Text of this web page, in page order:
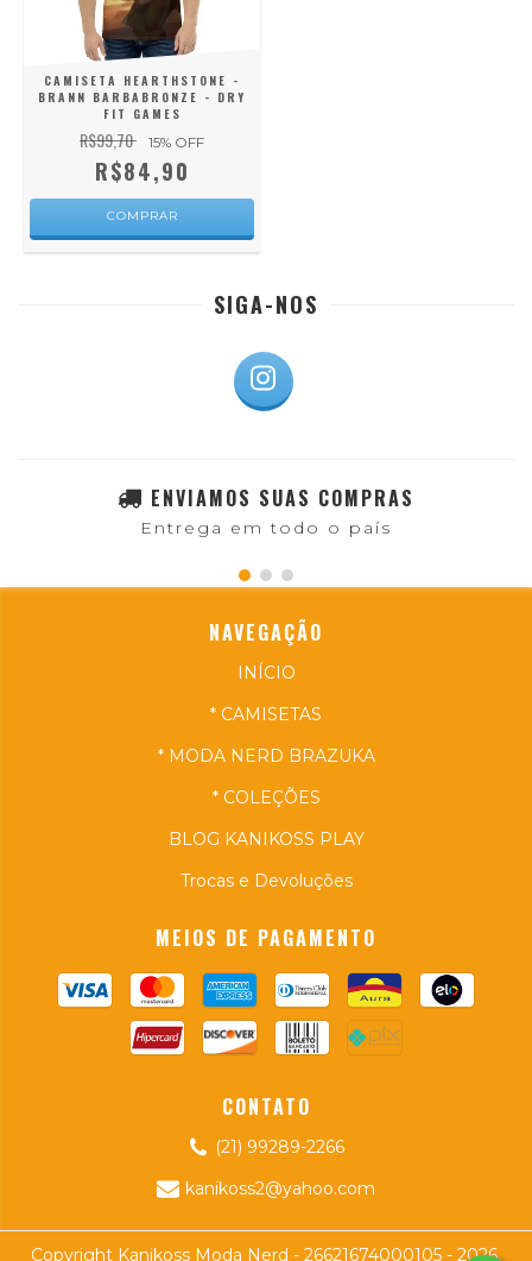
CAMISETA HEARTHSTONE -
BRANN BARBABRONZE - DRY
FIT GAMES
R$99,70 15% OFF
R$84,90
COMPRAR
SIGA-NOS
ENVIAMOS SUAS COMPRAS
Entrega em todo o país
NAVEGAÇÃO
INÍCIO
* CAMISETAS
* MODA NERD BRAZUKA
* COLEÇÕES
BLOG KANIKOSS PLAY
Trocas e Devoluções
MEIOS DE PAGAMENTO
CONTATO
(21) 99289-2266
kanikoss2@yahoo.com
Copyright Kanikoss Moda Nerd - 26621674000105 - 2026.